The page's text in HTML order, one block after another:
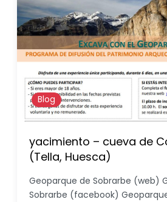
Blog
yacimiento – cueva de
(Tella, Huesca)
Geoparque de Sobrarbe (web)
Sobrarbe (facebook)